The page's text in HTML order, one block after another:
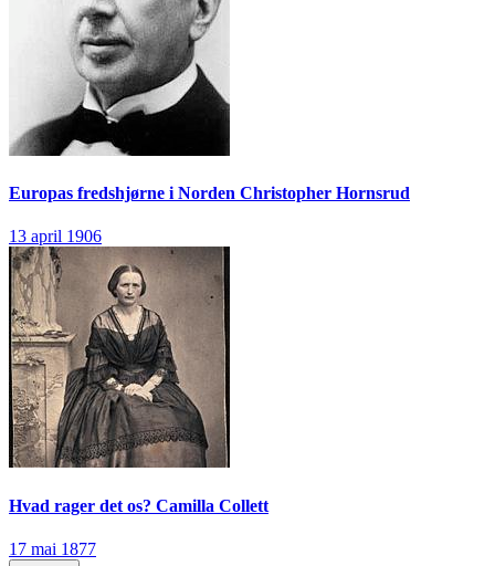
Europas fredshjørne i Norden Christopher Hornsrud
13 april 1906
Hvad rager det os? Camilla Collett
17 mai 1877